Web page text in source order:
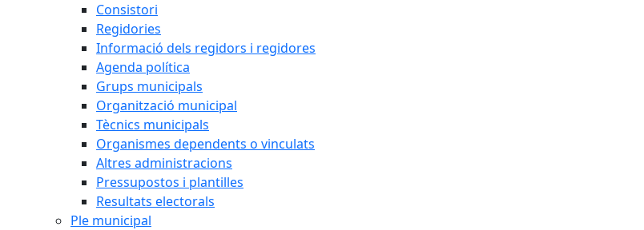
Consistori
Regidories
Informació dels regidors i regidores
Agenda política
Grups municipals
Organització municipal
Tècnics municipals
Organismes dependents o vinculats
Altres administracions
Pressupostos i plantilles
Resultats electorals
Ple municipal